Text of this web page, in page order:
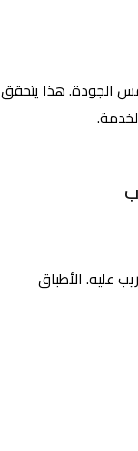
الجودة. هذا يتحقق
الأطباق